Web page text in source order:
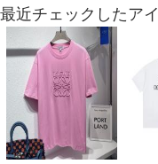
最近チェックしたア